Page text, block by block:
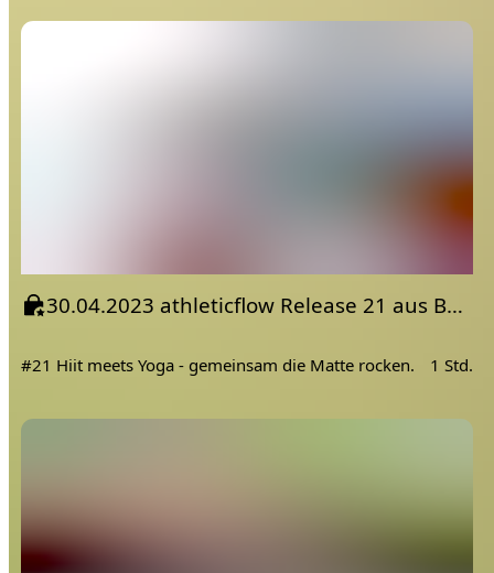
30.04.2023 athleticflow Release 21 aus Bali | Balkon
#21 Hiit meets Yoga - gemeinsam die Matte rocken. 1 Std.